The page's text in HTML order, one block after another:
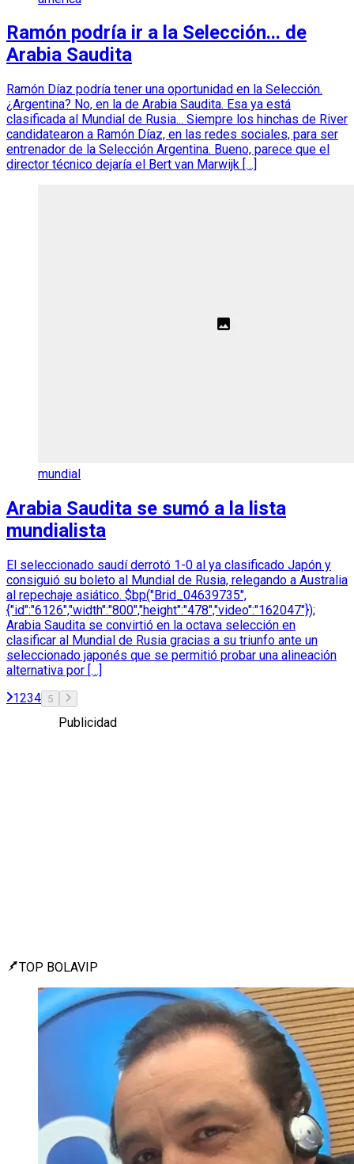
Ramón podría ir a la Selección... de
Arabia Saudita
Ramón Díaz podría tener una oportunidad en la Selección.
¿Argentina? No, en la de Arabia Saudita. Esa ya está
clasificada al Mundial de Rusia... Siempre los hinchas de River
candidatearon a Ramón Díaz, en las redes sociales, para ser
entrenador de la Selección Argentina. Bueno, parece que el
director técnico dejaría el Bert van Marwijk […]
mundial
Arabia Saudita se sumó a la lista
mundialista
El seleccionado saudí derrotó 1-0 al ya clasificado Japón y
consiguió su boleto al Mundial de Rusia, relegando a Australia
al repechaje asiático. $bp("Brid_04639735",
{"id":"6126","width":"800","height":"478","video":"162047"});
Arabia Saudita se convirtió en la octava selección en
clasificar al Mundial de Rusia gracias a su triunfo ante un
seleccionado japonés que se permitió probar una alineación
alternativa por […]
1234 5
Publicidad
TOP BOLAVIP